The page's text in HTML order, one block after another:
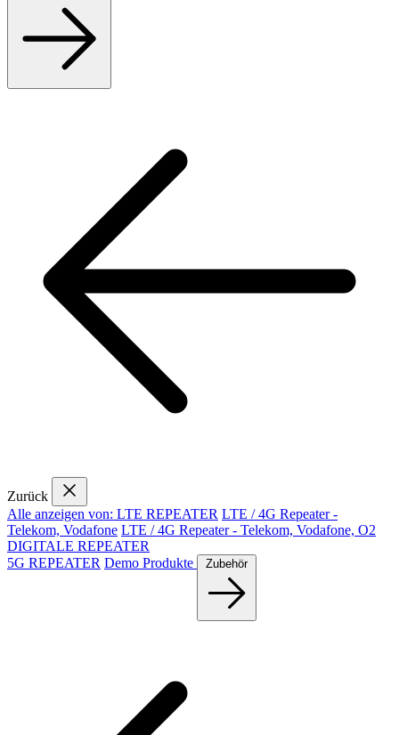
Zurück
Alle anzeigen von: LTE REPEATER LTE / 4G Repeater -
Telekom, Vodafone LTE / 4G Repeater - Telekom, Vodafone, O2
DIGITALE REPEATER
5G REPEATER Demo Produkte Zubehör